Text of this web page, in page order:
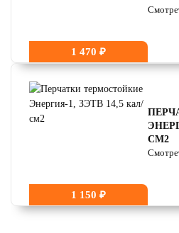
1 470 ₽
1 150 ₽
СМ2